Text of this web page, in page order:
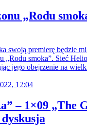
„Rodu
swoją premierę będzie
„Rodu smoka”. Sieć
jego obejrzenie na
12:04
– 1×09 „The